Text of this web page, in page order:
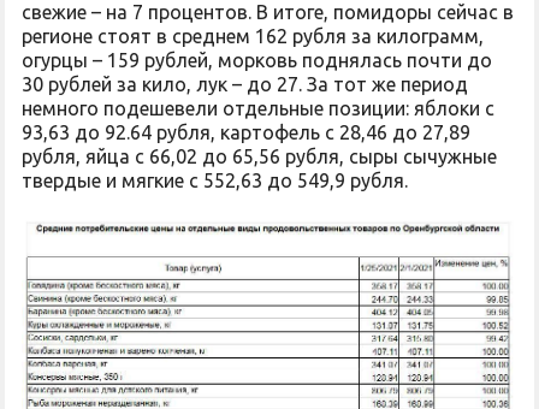
свежие – на 7 процентов. В итоге, помидоры сейчас в
регионе стоят в среднем 162 рубля за килограмм,
огурцы – 159 рублей, морковь поднялась почти до
30 рублей за кило, лук – до 27. За тот же период
немного подешевели отдельные позиции: яблоки с
93,63 до 92.64 рубля, картофель с 28,46 до 27,89
рубля, яйца с 66,02 до 65,56 рубля, сыры сычужные
твердые и мягкие с 552,63 до 549,9 рубля.